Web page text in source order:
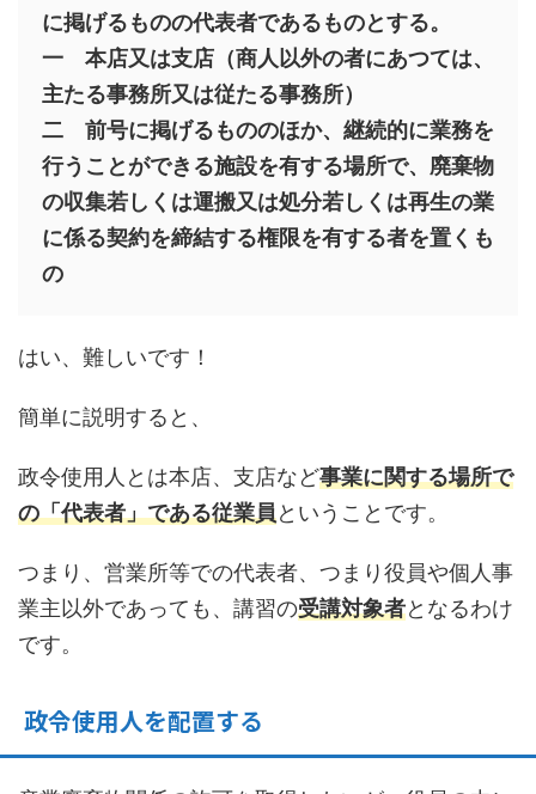
に掲げるものの代表者であるものとする。
一 本店又は支店（商人以外の者にあつては、
主たる事務所又は従たる事務所）
二 前号に掲げるもののほか、継続的に業務を
行うことができる施設を有する場所で、廃棄物
の収集若しくは運搬又は処分若しくは再生の業
に係る契約を締結する権限を有する者を置くも
の
はい、難しいです！
簡単に説明すると、
政令使用人とは本店、支店など事業に関する場所で
の「代表者」である従業員ということです。
つまり、営業所等での代表者、つまり役員や個人事
業主以外であっても、講習の受講対象者となるわけ
です。
政令使用人を配置する